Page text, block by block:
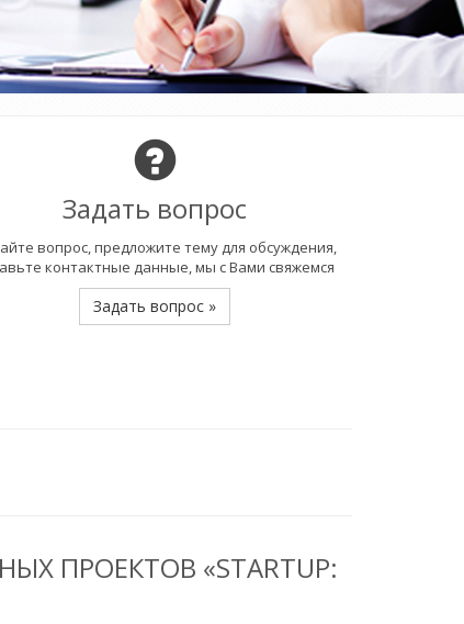
Задать вопрос
вопрос, предложите тему для обсуждения,
контактные данные, мы с Вами свяжемся
Задать вопрос »
ПРОЕКТОВ «STARTUP: